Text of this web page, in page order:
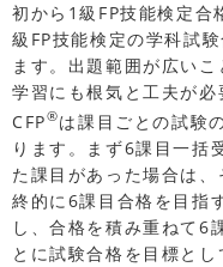
初から1級FP技能検定合
級FP技能検定の学科試
ます。出題範囲が広いこ
学習にも根気と工夫が必
CFP®は課目ごとの試験
ります。まず6課目一括
た課目があった場合は
終的に6課目合格を目指
し、合格を積み重ねて6
とに試験合格を目標と